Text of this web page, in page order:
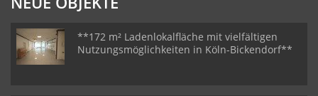
**172 m² Ladenlokalfläche mit vielfältigen
Nutzungsmöglichkeiten in Köln-Bickendorf**